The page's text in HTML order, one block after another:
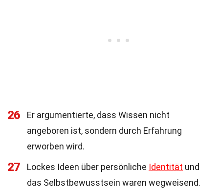
26
Er argumentierte, dass Wissen nicht
angeboren ist, sondern durch Erfahrung
erworben wird.
27 Lockes Ideen über persönliche Identität und
das Selbstbewusstsein waren wegweisend.